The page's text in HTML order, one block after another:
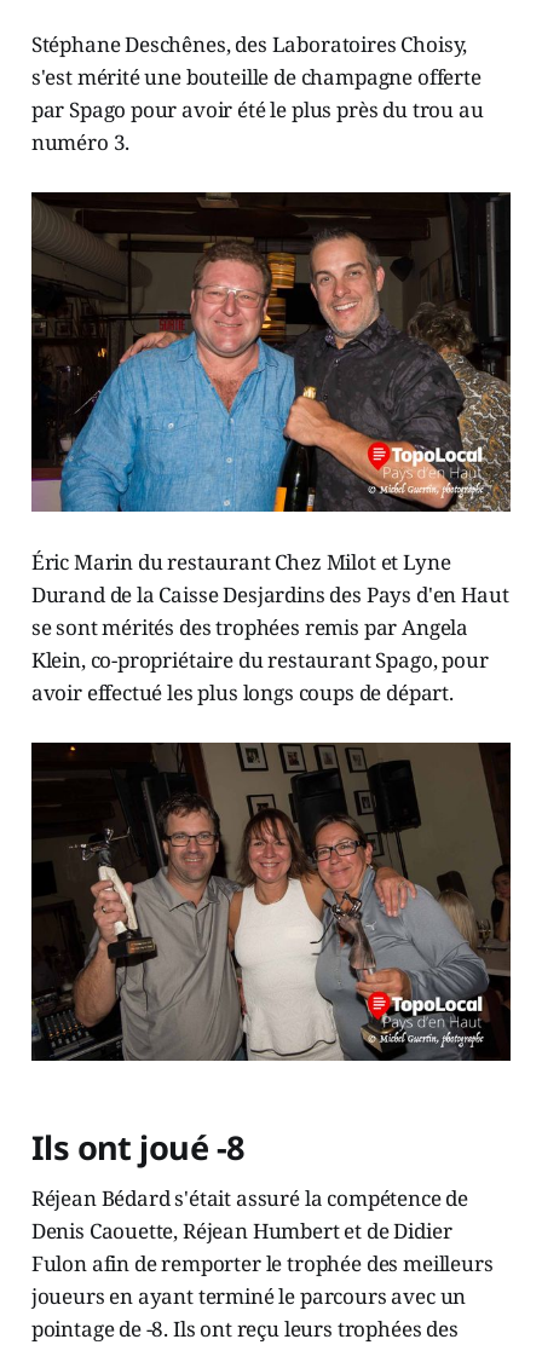
Stéphane Deschênes, des Laboratoires Choisy,
s'est mérité une bouteille de champagne offerte
par Spago pour avoir été le plus près du trou au
numéro 3.
Éric Marin du restaurant Chez Milot et Lyne
Durand de la Caisse Desjardins des Pays d'en Haut
se sont mérités des trophées remis par Angela
Klein, co-propriétaire du restaurant Spago, pour
avoir effectué les plus longs coups de départ.
Ils ont joué -8
Réjean Bédard s'était assuré la compétence de
Denis Caouette, Réjean Humbert et de Didier
Fulon afin de remporter le trophée des meilleurs
joueurs en ayant terminé le parcours avec un
pointage de -8. Ils ont reçu leurs trophées des